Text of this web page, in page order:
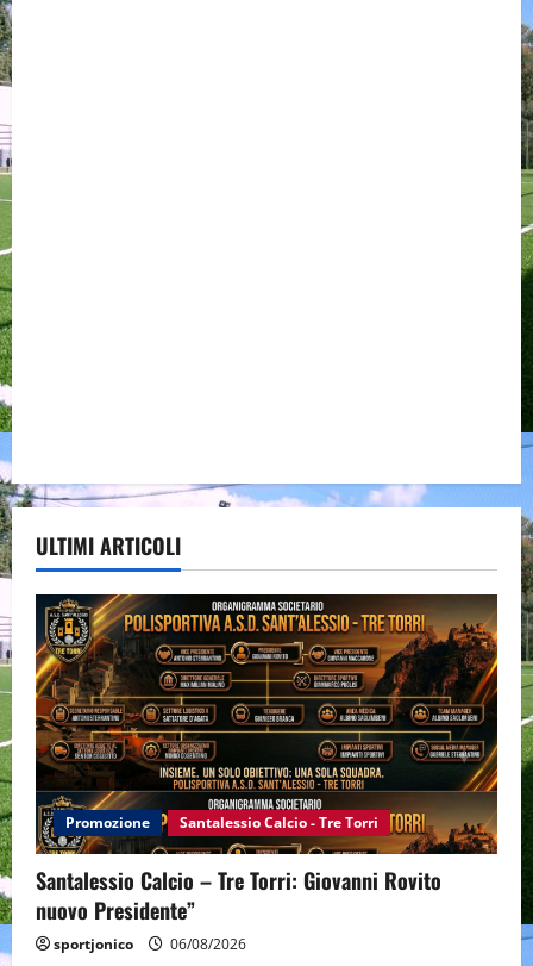
ULTIMI ARTICOLI
Promozione Santalessio Calcio - Tre Torri
Santalessio Calcio – Tre Torri: Giovanni Rovito
nuovo Presidente”
sportjonico 06/08/2026